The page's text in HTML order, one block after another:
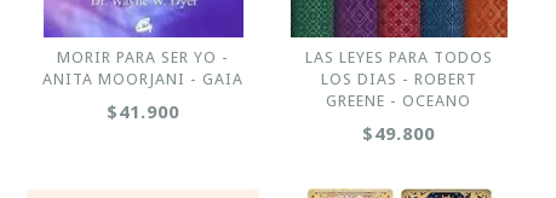
MORIR PARA SER YO -
ANITA MOORJANI - GAIA
$41.900
LAS LEYES PARA TODOS
LOS DIAS - ROBERT
GREENE - OCEANO
$49.800